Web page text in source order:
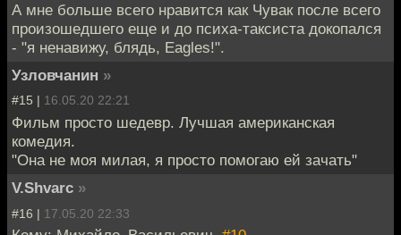
А мне больше всего нравится как Чувак после всего
произошедшего еще и до психа-таксиста докопался
- "я ненавижу, блядь, Eagles!".
Узловчанин »
#15 | 16.05.20 22:21
Фильм просто шедевр. Лучшая американская
комедия.
"Она не моя милая, я просто помогаю ей зачать"
V.Shvarc »
#16 | 17.05.20 22:33